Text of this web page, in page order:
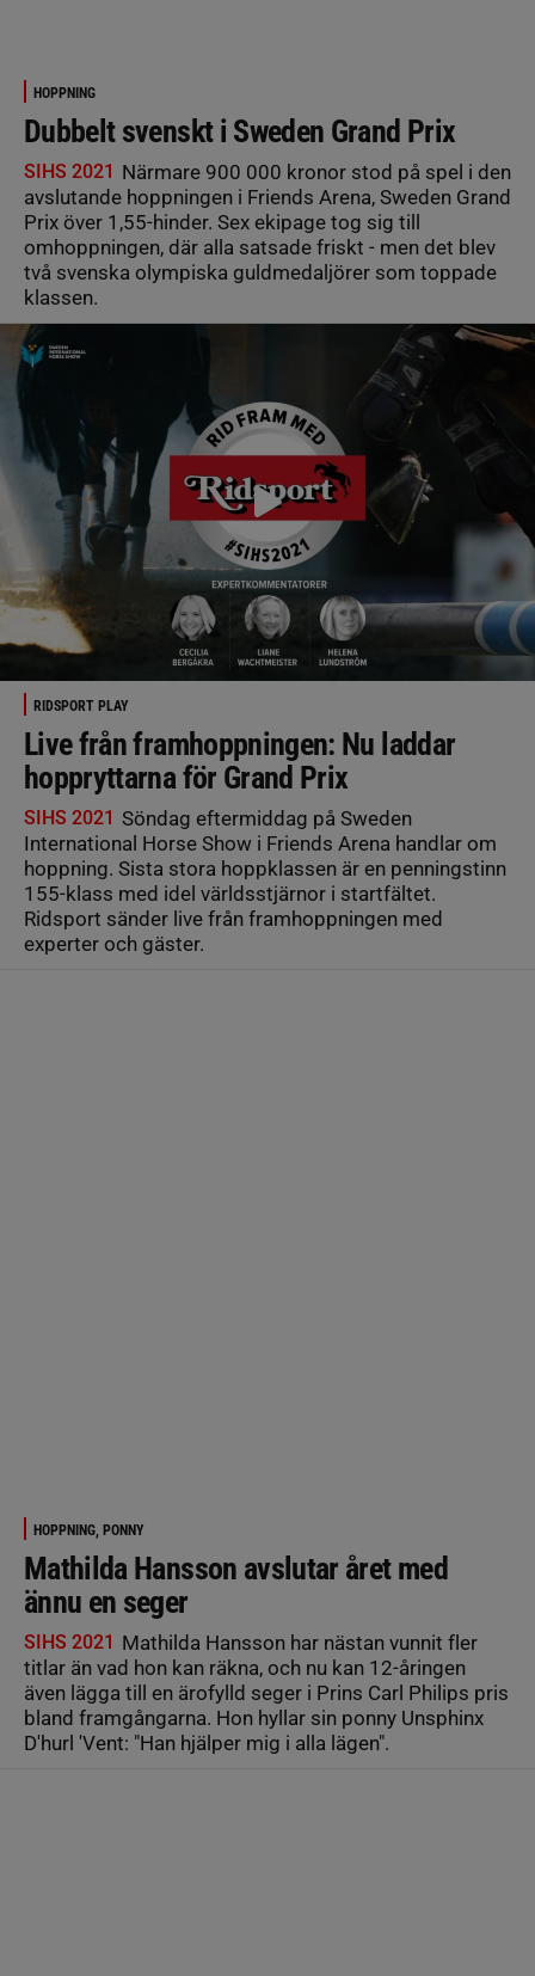
HOPPNING
Dubbelt svenskt i Sweden Grand Prix
SIHS 2021 Närmare 900 000 kronor stod på spel i den
avslutande hoppningen i Friends Arena, Sweden Grand
Prix över 1,55-hinder. Sex ekipage tog sig till
omhoppningen, där alla satsade friskt - men det blev
två svenska olympiska guldmedaljörer som toppade
klassen.
RIDSPORT PLAY
Live från framhoppningen: Nu laddar
hoppryttarna för Grand Prix
SIHS 2021 Söndag eftermiddag på Sweden
International Horse Show i Friends Arena handlar om
hoppning. Sista stora hoppklassen är en penningstinn
155-klass med idel världsstjärnor i startfältet.
Ridsport sänder live från framhoppningen med
experter och gäster.
HOPPNING, PONNY
Mathilda Hansson avslutar året med
ännu en seger
SIHS 2021 Mathilda Hansson har nästan vunnit fler
titlar än vad hon kan räkna, och nu kan 12-åringen
även lägga till en ärofylld seger i Prins Carl Philips pris
bland framgångarna. Hon hyllar sin ponny Unsphinx
D'hurl 'Vent: "Han hjälper mig i alla lägen".